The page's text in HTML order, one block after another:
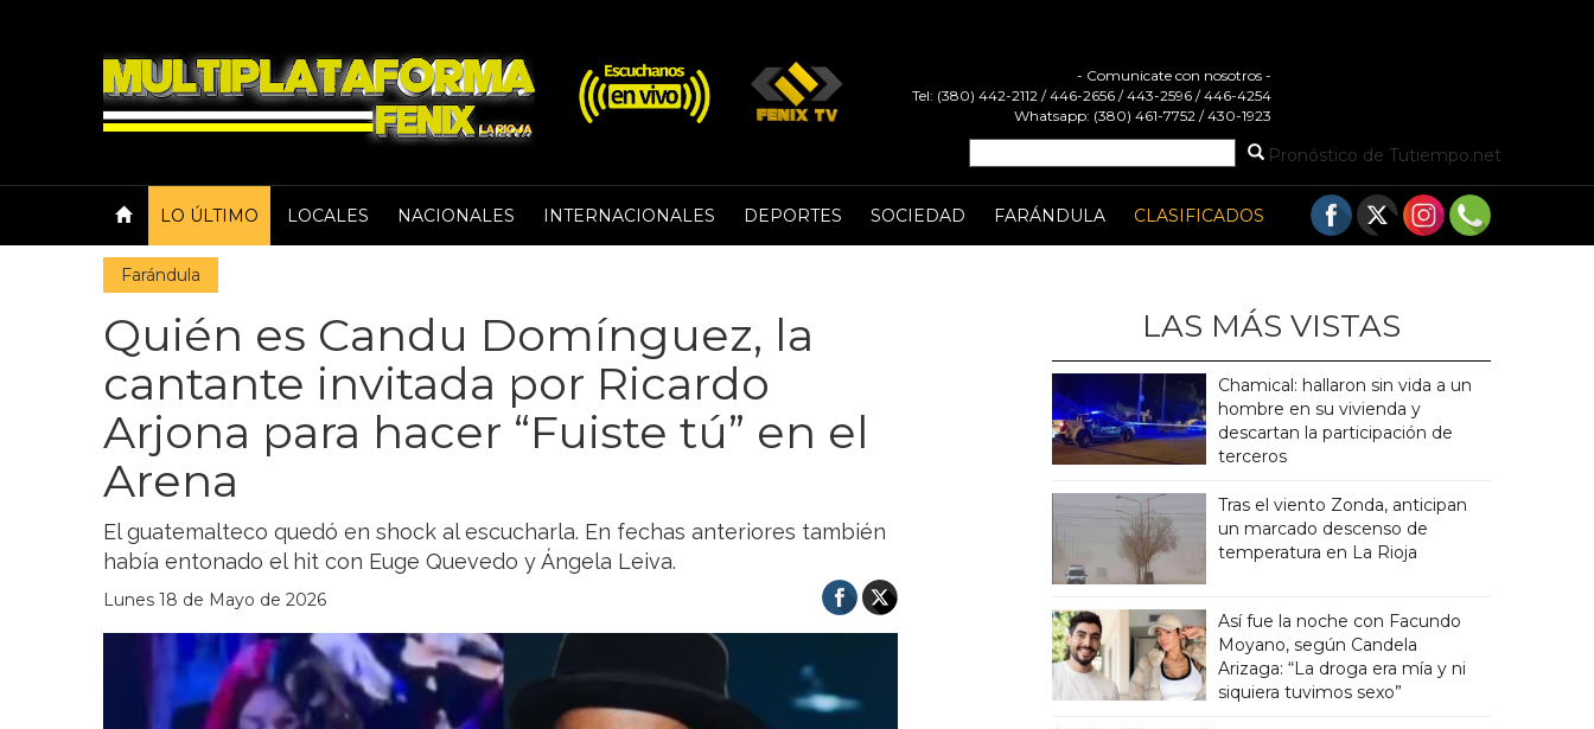
- Comunicate con nosotros -
Tel: (380) 442-2112 / 446-2656 / 443-2596 / 446-4254
Whatsapp: (380) 461-7752 / 430-1923
Pronóstico de Tutiempo.net
LO ÚLTIMO LOCALES NACIONALES INTERNACIONALES DEPORTES SOCIEDAD FARÁNDULA CLASIFICADOS
Farándula
Quién es Candu Domínguez, la
cantante invitada por Ricardo
Arjona para hacer “Fuiste tú” en el
Arena
El guatemalteco quedó en shock al escucharla. En fechas anteriores también
había entonado el hit con Euge Quevedo y Ángela Leiva.
Lunes 18 de Mayo de 2026
LAS MÁS VISTAS
Chamical: hallaron sin vida a un
hombre en su vivienda y
descartan la participación de
terceros
Tras el viento Zonda, anticipan
un marcado descenso de
temperatura en La Rioja
Así fue la noche con Facundo
Moyano, según Candela
Arizaga: “La droga era mía y ni
siquiera tuvimos sexo”